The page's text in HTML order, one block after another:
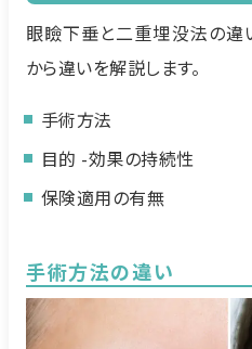
眼瞼下垂と二重埋没法の違
から違いを解説します。
手術方法
目的 -効果の持続性
保険適用の有無
手術方法の違い